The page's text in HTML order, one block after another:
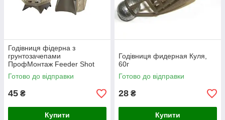
Годівниця фідерна з
грунтозачепами
ПрофМонтаж Feeder Shot
Stream 90г
Готово до відправки
45 ₴
Купити
Годівниця фидерная Куля,
60г
Готово до відправки
28 ₴
Купити